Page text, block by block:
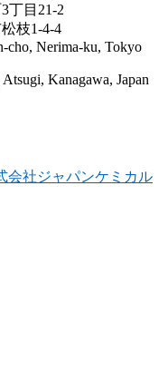
丁目21-2
枝1-4-4
cho, Nerima-ku, Tokyo
Kanagawa, Japan
会社ジャパンケミカル